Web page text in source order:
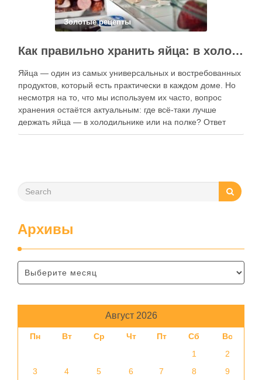
Золотые рецепты
Как правильно хранить яйца: в холодильнике или на полке?
Яйца — один из самых универсальных и востребованных
продуктов, который есть практически в каждом доме. Но
несмотря на то, что мы используем их часто, вопрос
хранения остаётся актуальным: где всё-таки лучше
держать яйца — в холодильнике или на полке? Ответ
зависит от нескольких факторов, включая температуру
Архивы
Август 2026
Пн Вт Ср Чт Пт Сб
Вс
1
2
3
4 5 6 7 8
9